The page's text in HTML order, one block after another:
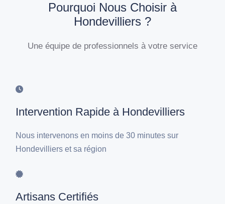
Pourquoi Nous Choisir à
Hondevilliers ?
Une équipe de professionnels à votre service
Intervention Rapide à Hondevilliers
Nous intervenons en moins de 30 minutes sur
Hondevilliers et sa région
Artisans Certifiés